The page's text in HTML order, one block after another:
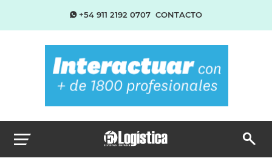
+54 911 2192 0707 CONTACTO